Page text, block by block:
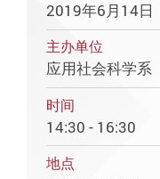
2019年6月14日
主办单位
应用社会科学系
时间
14:30 - 16:30
地点